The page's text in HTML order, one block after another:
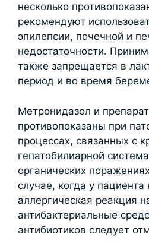
несколько
рекомендуют
эпилепсии, почечной и
недостаточности.
также запрещается в
период и во время
Метронидазол и
противопоказаны при
процессах, связанных с
гепатобилиарной
органических
случае, когда у
аллергическая реакция
антибактериальные
антибиотиков следует